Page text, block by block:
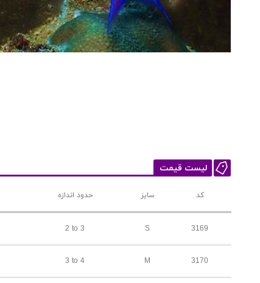
لیست قیمت
کد سایز حدود اندازه
3169
S
2 to 3
3170
M
3 to 4